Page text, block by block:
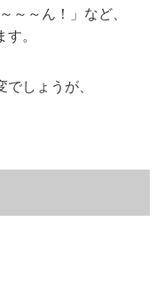
～～ん！」など、
。
しょうが、